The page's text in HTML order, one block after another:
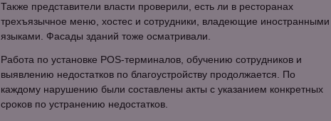
Также представители власти проверили, есть ли в ресторанах
трехъязычное меню, хостес и сотрудники, владеющие иностранными
языками. Фасады зданий тоже осматривали.
Работа по установке POS-терминалов, обучению сотрудников и
выявлению недостатков по благоустройству продолжается. По
каждому нарушению были составлены акты с указанием конкретных
сроков по устранению недостатков.